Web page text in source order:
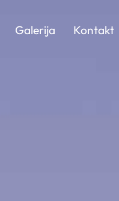
Galerija Kontakt